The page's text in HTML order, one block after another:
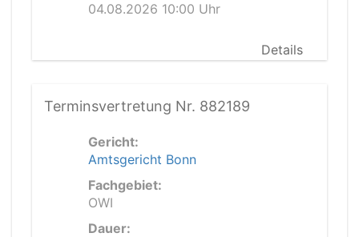
04.08.2026 10:00 Uhr
Details
Terminsvertretung Nr. 882189
Gericht:
Amtsgericht Bonn
Fachgebiet:
OWI
Dauer: